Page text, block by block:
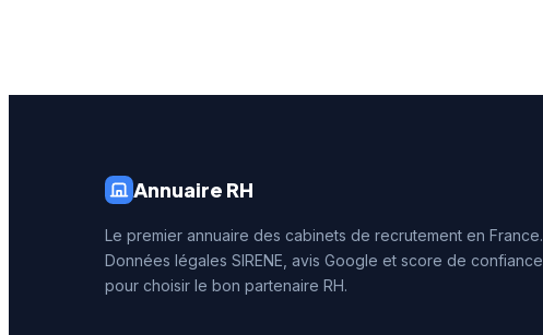
Annuaire RH
Le premier annuaire des cabinets de recrutement en France.
Données légales SIRENE, avis Google et score de confiance
pour choisir le bon partenaire RH.